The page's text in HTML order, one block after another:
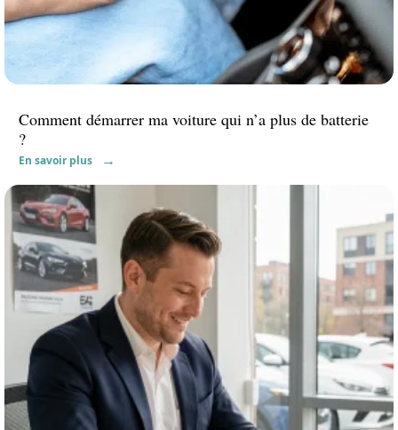
Comment démarrer ma voiture qui n’a plus de batterie
?
En savoir plus